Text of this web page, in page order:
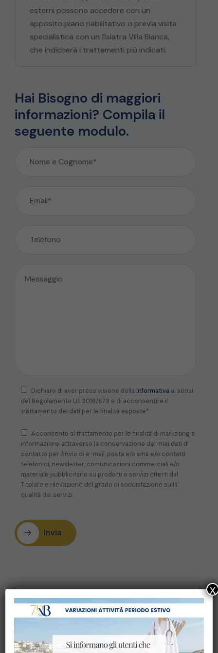
esterni possono accedere con un
apposito piano riabilitativo o previa visita
specialistica con un fisiatra Villa Bianca,
che indicherà i trattamenti più indicati.
Hai Bisogno di maggiori
informazioni? Compila il
seguente modulo.
Dichiaro di aver preso visione della informativa ai sensi
del Regolamento UE 2016/679 e di acconsentire il
trattamento dei dati per le finalità esposte*
Acconsento al trattamento per le finalità di marketing e
informazione attraverso la conservazione dei miei dati di
contatto per l'invio di e-mail, posta e/o sms e/o contatti
telefonici, newsletter, comunicazioni commerciali e/o
materiale pubblicitario su prodotti o servizi offerti dal
Titolare e rilevazione del grado di soddisfazione sulla
qualità dei servizi
Invia
LE SPECIALIZZAZIONI
x